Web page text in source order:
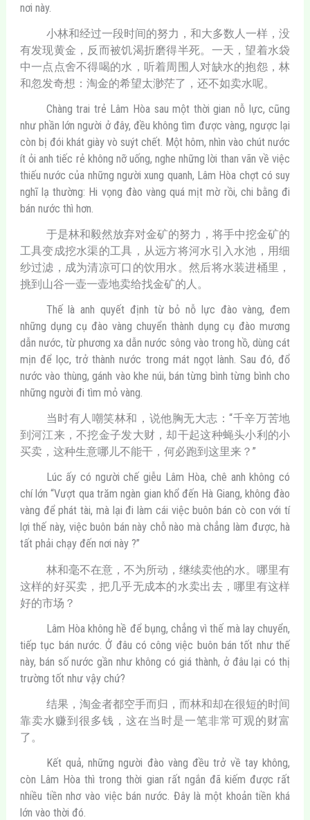
nơi này.
小林和经过一段时间的努力，和大多数人一样，没
有发现黄金，反而被饥渴折磨得半死。一天，望着水袋
中一点点舍不得喝的水，听着周围人对缺水的抱怨，林
和忽发奇想：淘金的希望太渺茫了，还不如卖水呢。
Chàng trai trẻ Lâm Hòa sau một thời gian nỗ lực, cũng
như phần lớn người ở đây, đều không tìm được vàng, ngược lại
còn bị đói khát giày vò suýt chết. Một hôm, nhìn vào chút nước
ít ỏi anh tiếc rẻ không nỡ uống, nghe những lời than vãn về việc
thiếu nước của những người xung quanh, Lâm Hòa chợt có suy
nghĩ lạ thường: Hi vọng đào vàng quá mịt mờ rồi, chi bằng đi
bán nước thì hơn.
于是林和毅然放弃对金矿的努力，将手中挖金矿的
工具变成挖水渠的工具，从远方将河水引入水池，用细
纱过滤，成为清凉可口的饮用水。然后将水装进桶里，
挑到山谷一壶一壶地卖给找金矿的人。
Thế là anh quyết định từ bỏ nỗ lực đào vàng, đem
những dụng cụ đào vàng chuyển thành dụng cụ đào mương
dẫn nước, từ phương xa dẫn nước sông vào trong hồ, dùng cát
mịn để lọc, trở thành nước trong mát ngọt lành. Sau đó, đổ
nước vào thùng, gánh vào khe núi, bán từng bình từng bình cho
những người đi tìm mỏ vàng.
当时有人嘲笑林和，说他胸无大志：“千辛万苦地
到河江来，不挖金子发大财，却干起这种蝇头小利的小
买卖，这种生意哪儿不能干，何必跑到这里来？”
Lúc ấy có người chế giễu Lâm Hòa, chê anh không có
chí lớn “Vượt qua trăm ngàn gian khổ đến Hà Giang, không đào
vàng để phát tài, mà lại đi làm cái việc buôn bán cò con với tí
lợi thế này, việc buôn bán này chỗ nào mà chẳng làm được, hà
tất phải chạy đến nơi này ?”
林和毫不在意，不为所动，继续卖他的水。哪里有
这样的好买卖，把几乎无成本的水卖出去，哪里有这样
好的市场？
Lâm Hòa không hề để bụng, chẳng vì thế mà lay chuyển,
tiếp tục bán nước. Ở đâu có công việc buôn bán tốt như thế
này, bán số nước gần như không có giá thành, ở đâu lại có thị
trường tốt như vậy chứ?
结果，淘金者都空手而归，而林和却在很短的时间
靠卖水赚到很多钱，这在当时是一笔非常可观的财富
了。
Kết quả, những người đào vàng đều trở về tay không,
còn Lâm Hòa thì trong thời gian rất ngắn đã kiếm được rất
nhiều tiền nhơ vào việc bán nước. Đây là một khoản tiền khá
lớn vào thời đó.